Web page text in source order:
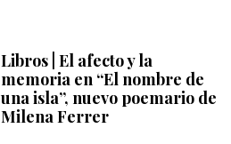
Libros | El afecto y la
memoria en “El nombre de
una isla”, nuevo poemario de
Milena Ferrer